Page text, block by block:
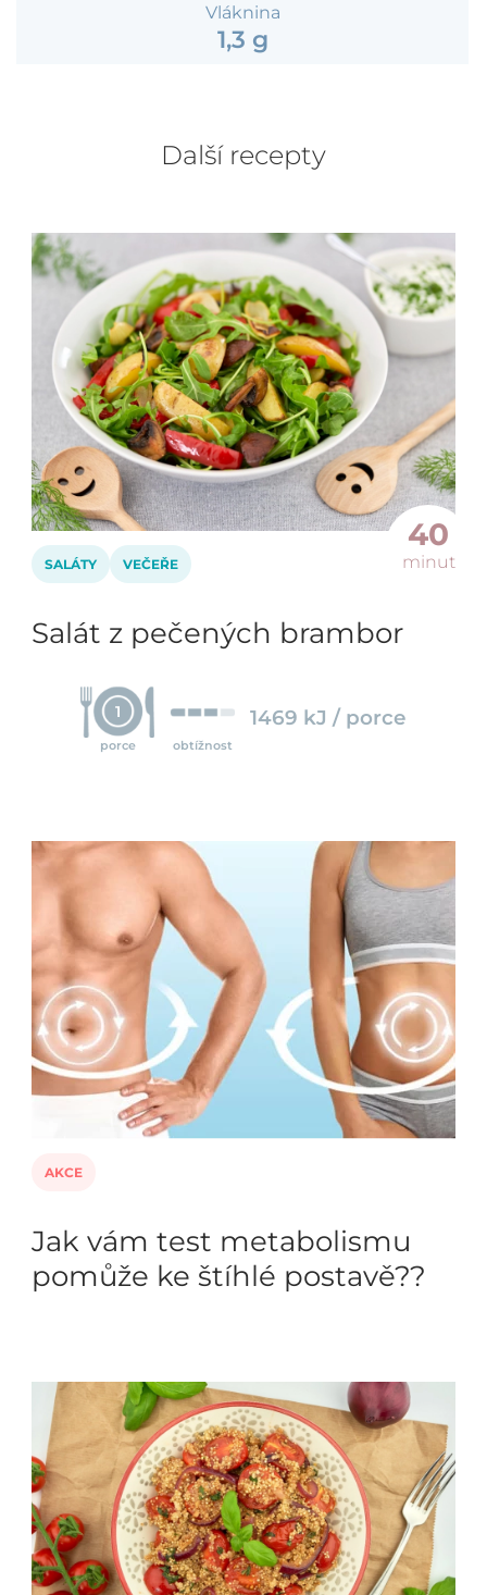
Vláknina
1,3 g
Další recepty
40
minut
SALÁTY VEČEŘE
Salát z pečených brambor
1
porce obtížnost
1469 kJ / porce
AKCE
Jak vám test metabolismu
pomůže ke štíhlé postavě??